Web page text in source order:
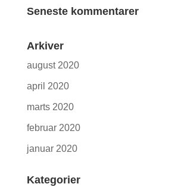
Seneste kommentarer
Arkiver
august 2020
april 2020
marts 2020
februar 2020
januar 2020
Kategorier